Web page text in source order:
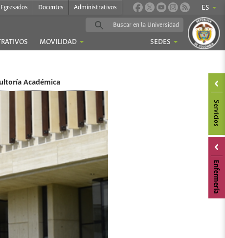
ES
Egresados Docentes Administrativos
MOVILIDAD SEDES
Académica